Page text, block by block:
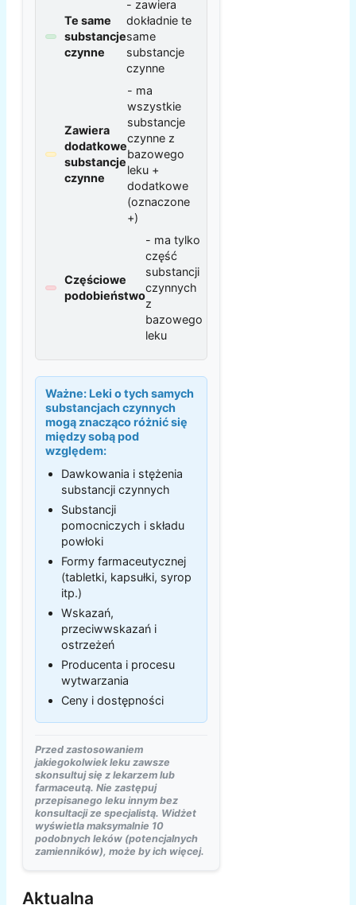
Te same
substancje
czynne
- zawiera
dokładnie te
same
substancje
czynne
Zawiera
dodatkowe
substancje
czynne
- ma
wszystkie
substancje
czynne z
bazowego
leku +
dodatkowe
(oznaczone
+)
Częściowe
podobieństwo
- ma tylko
część
substancji
czynnych
z
bazowego
leku
Ważne: Leki o tych samych
substancjach czynnych
mogą znacząco różnić się
między sobą pod
względem:
Dawkowania i stężenia
substancji czynnych
Substancji
pomocniczych i składu
powłoki
Formy farmaceutycznej
(tabletki, kapsułki, syrop
itp.)
Wskazań,
przeciwwskazań i
ostrzeżeń
Producenta i procesu
wytwarzania
Ceny i dostępności
Przed zastosowaniem
jakiegokolwiek leku zawsze
skonsultuj się z lekarzem lub
farmaceutą. Nie zastępuj
przepisanego leku innym bez
konsultacji ze specjalistą. Widżet
wyświetla maksymalnie 10
podobnych leków (potencjalnych
zamienników), może by ich więcej.
Aktualna